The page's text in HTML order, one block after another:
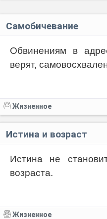
Самобичевание
Обвинениям в
верят,
Жизненное
Истина и возраст
Истина не
возраста.
Жизненное